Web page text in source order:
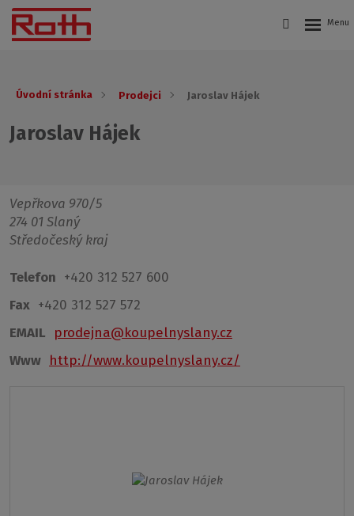
Úvodní stránka Prodejci Jaroslav Hájek
Jaroslav Hájek
Vepřkova 970/5
274 01 Slaný
Středočeský kraj
Telefon +420 312 527 600
Fax +420 312 527 572
EMAIL
prodejna@koupelnyslany.cz
Www http://www.koupelnyslany.cz/